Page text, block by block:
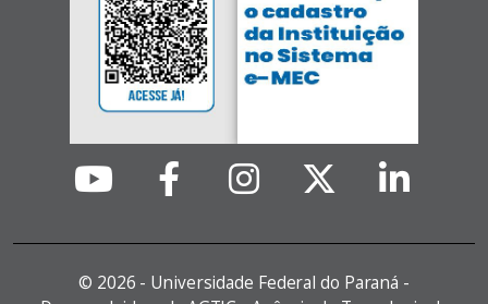
© 2026 - Universidade Federal do Paraná -